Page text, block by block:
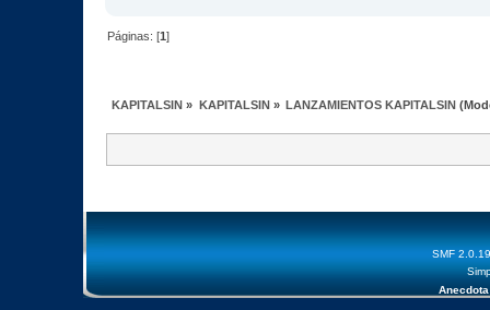
Páginas: [1]
KAPITALSIN » KAPITALSIN» LANZAMIENTOS KAPITALSIN
SMF 2.0.19
Anecdota